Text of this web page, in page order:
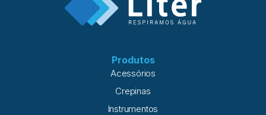
Produtos
Acessórios
Crepinas
Instrumentos